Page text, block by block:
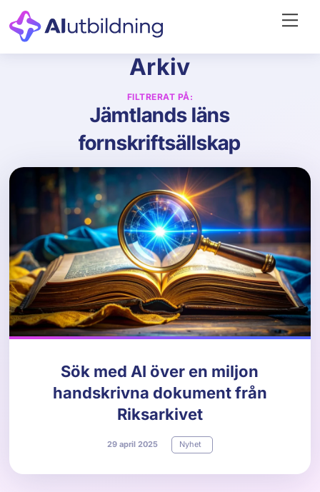
Skip
to
content
Arkiv
FILTRERAT PÅ:
Jämtlands läns
fornskriftsällskap
Sök med AI över en miljon
handskrivna dokument från
Riksarkivet
29 april 2025 Nyhet